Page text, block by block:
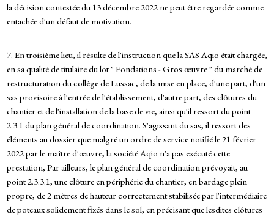
la décision contestée du 13 décembre 2022 ne peut être regardée comme
entachée d'un défaut de motivation.
7. En troisième lieu, il résulte de l'instruction que la SAS Aqio était chargée,
en sa qualité de titulaire du lot " Fondations - Gros œuvre " du marché de
restructuration du collège de Lussac, de la mise en place, d'une part, d'un
sas provisoire à l'entrée de l'établissement, d'autre part, des clôtures du
chantier et de l'installation de la base de vie, ainsi qu'il ressort du point
2.3.1 du plan général de coordination. S'agissant du sas, il ressort des
éléments au dossier que malgré un ordre de service notifié le 21 février
2022 par le maître d'œuvre, la société Aqio n'a pas exécuté cette
prestation, Par ailleurs, le plan général de coordination prévoyait, au
point 2.3.3.1, une clôture en périphérie du chantier, en bardage plein
propre, de 2 mètres de hauteur correctement stabilisée par l'intermédiaire
de poteaux solidement fixés dans le sol, en précisant que lesdites clôtures